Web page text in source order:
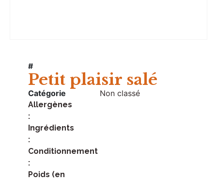
#
Petit plaisir salé
Catégorie Non classé
Allergènes
:
Ingrédients
:
Conditionnement
:
Poids (en